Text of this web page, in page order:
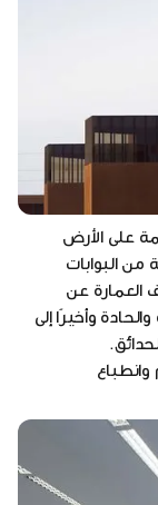
على الأرض
البوابات
العمارة عن
وأخيرًا إلى